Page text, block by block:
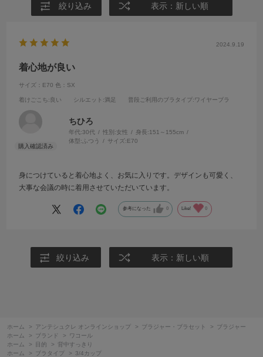
絞り込み 表示：新しい順
2024.9.19
着心地が良い
サイズ：E70 色：SX
着けごこち:良い シルエット :満足 普段ご利用のブラタイプ :ワイヤーブラ
ちひろ
年代:30代 性別:女性 身長:151～155cm
体型: ふつう サイズ:E70
身につけていると着心地よく、お気に入りです。デザインも可愛く、
大事な会議の時に着用させていただいています。
参考になった 0 Like! 0
絞り込み 表示：新しい順
ホーム > アンテシュクレ オンラインショップ > ブラジャー・ブラセット >
ブラジャー
ホーム
> ブランド >
ワコール
ホーム
> 目的 >
背中すっきり
ホーム
> ブラタイプ >
3/4カップ